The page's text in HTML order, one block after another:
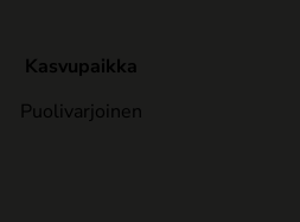
Kasvupaikka
Puolivarjoinen